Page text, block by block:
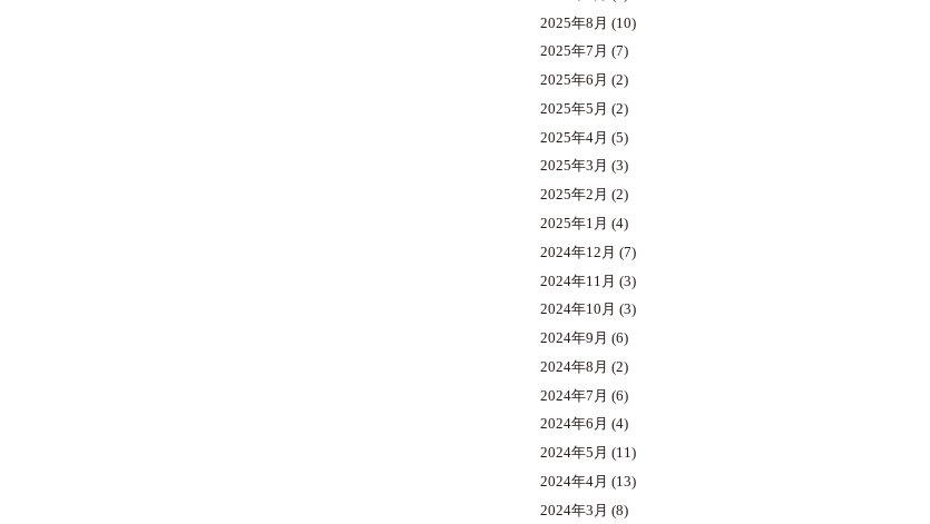
2025年8月 (10)
2025年7月 (7)
2025年6月 (2)
2025年5月 (2)
2025年4月 (5)
2025年3月 (3)
2025年2月 (2)
2025年1月 (4)
2024年12月 (7)
2024年11月 (3)
2024年10月 (3)
2024年9月 (6)
2024年8月 (2)
2024年7月 (6)
2024年6月 (4)
2024年5月 (11)
2024年4月 (13)
2024年3月 (8)